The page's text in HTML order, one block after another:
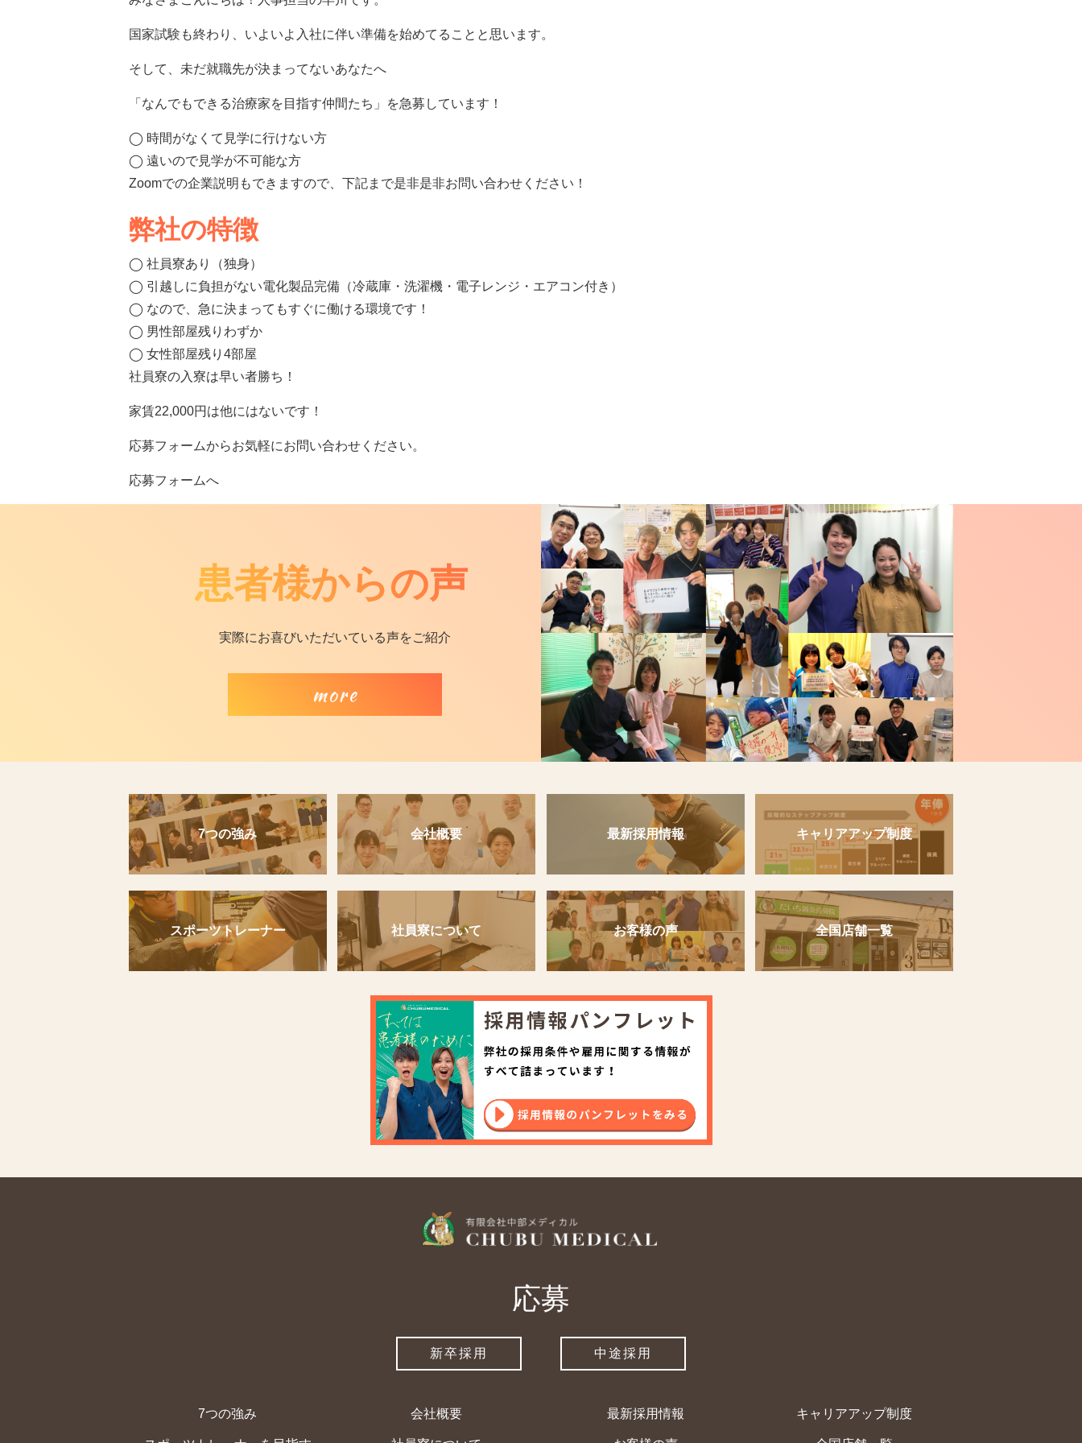
国家試験も終わり、いよいよ入社に伴い準備を始めてることと思います。
そして、未だ就職先が決まってないあなたへ
「なんでもできる治療家を目指す仲間たち」を急募しています！
◯ 時間がなくて見学に行けない方
◯ 遠いので見学が不可能な方
Zoomでの企業説明もできますので、下記まで是非是非お問い合わせください！
弊社の特徴
◯ 社員寮あり（独身）
◯ 引越しに負担がない電化製品完備（冷蔵庫・洗濯機・電子レンジ・エアコン付き）
◯ なので、急に決まってもすぐに働ける環境です！
◯ 男性部屋残りわずか
◯ 女性部屋残り4部屋
社員寮の入寮は早い者勝ち！
家賃22,000円は他にはないです！
応募フォームからお気軽にお問い合わせください。
応募フォームへ
患者様からの声
実際にお喜びいただいている声をご紹介
more
7つの強み 会社概要 最新採用情報 キャリアアップ制度
スポーツトレーナー 社員寮について お客様の声 全国店舗一覧
応募
新卒採用 中途採用
7つの強み 会社概要 最新採用情報 キャリアアップ制度